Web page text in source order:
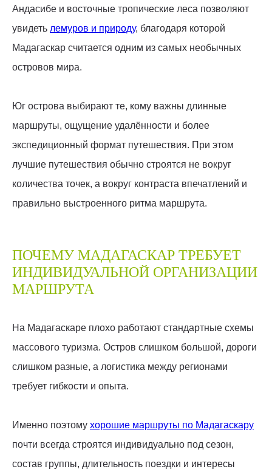
Андасибе и восточные тропические леса позволяют
увидеть лемуров и природу, благодаря которой
Мадагаскар считается одним из самых необычных
островов мира.
Юг острова выбирают те, кому важны длинные
маршруты, ощущение удалённости и более
экспедиционный формат путешествия. При этом
лучшие путешествия обычно строятся не вокруг
количества точек, а вокруг контраста впечатлений и
правильно выстроенного ритма маршрута.
ПОЧЕМУ МАДАГАСКАР ТРЕБУЕТ
ИНДИВИДУАЛЬНОЙ ОРГАНИЗАЦИИ
МАРШРУТА
На Мадагаскаре плохо работают стандартные схемы
массового туризма. Остров слишком большой, дороги
слишком разные, а логистика между регионами
требует гибкости и опыта.
Именно поэтому хорошие маршруты по Мадагаскару
почти всегда строятся индивидуально под сезон,
состав группы, длительность поездки и интересы